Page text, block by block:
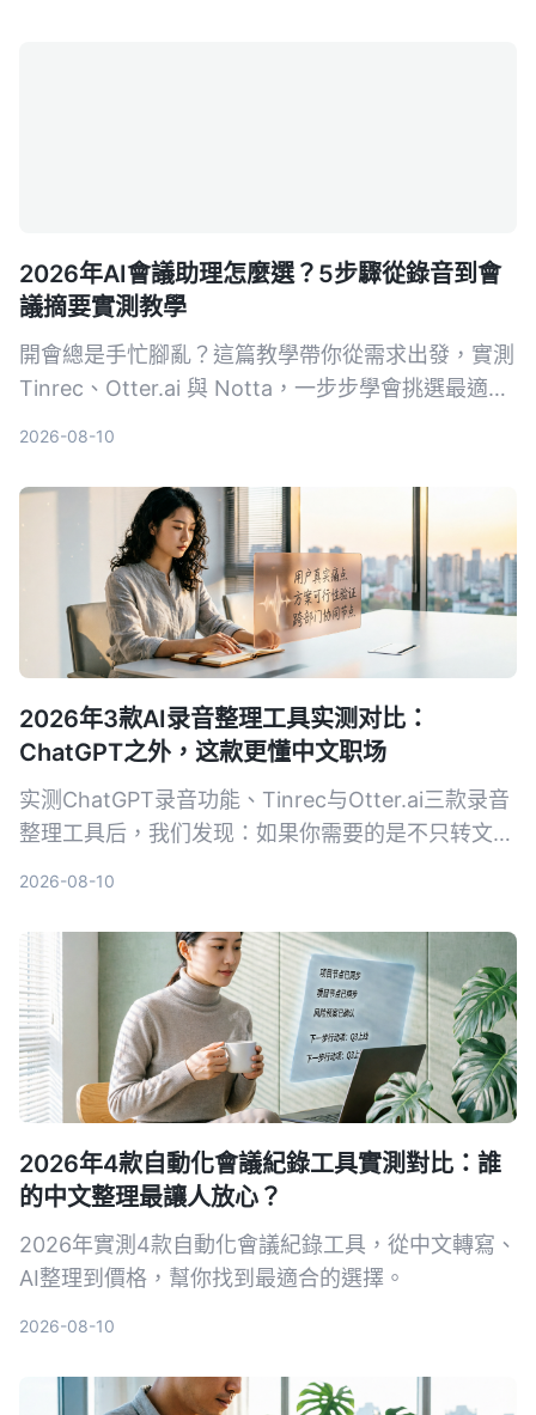
2026年AI會議助理怎麼選？5步驟從錄音到會
議摘要實測教學
開會總是手忙腳亂？這篇教學帶你從需求出發，實測
Tinrec、Otter.ai 與 Notta，一步步學會挑選最適合
2026-08-10
2026年3款AI录音整理工具实测对比：
ChatGPT之外，这款更懂中文职场
实测ChatGPT录音功能、Tinrec与Otter.ai三款录音
整理工具后，我们发现：如果你需要的是不只转文
2026-08-10
2026年4款自動化會議紀錄工具實測對比：誰
的中文整理最讓人放心？
2026年實測4款自動化會議紀錄工具，從中文轉寫、
AI整理到價格，幫你找到最適合的選擇。
2026-08-10